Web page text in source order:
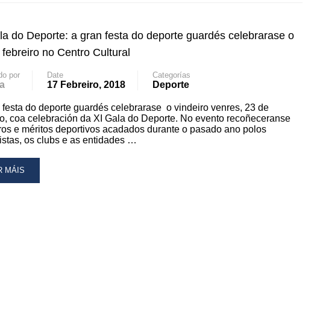
do Deporte: a gran festa do deporte guardés celebrarase o
no Centro Cultural
por Date
17 Febreiro, 2018
Categorías
Deporte
festa do deporte guardés celebrarase o vindeiro venres, 23 de
coa celebración da XI Gala do Deporte. No evento recoñeceranse
e méritos deportivos acadados durante o pasado ano polos
os clubs e as entidades …
MÁIS